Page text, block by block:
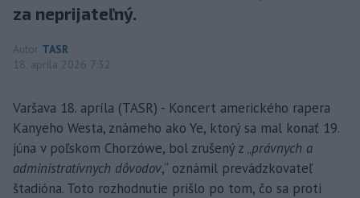
za neprijateľný.
Autor TASR
18. apríla 2026 7:32
Varšava 18. apríla (TASR) - Koncert amerického rapera
Kanyeho Westa, známeho ako Ye, ktorý sa mal konať 19.
júna v poľskom Chorzówe, bol zrušený z „právnych a
administratívnych dôvodov,“ oznámil prevádzkovateľ
štadióna. Toto rozhodnutie prišlo po tom, čo sa proti